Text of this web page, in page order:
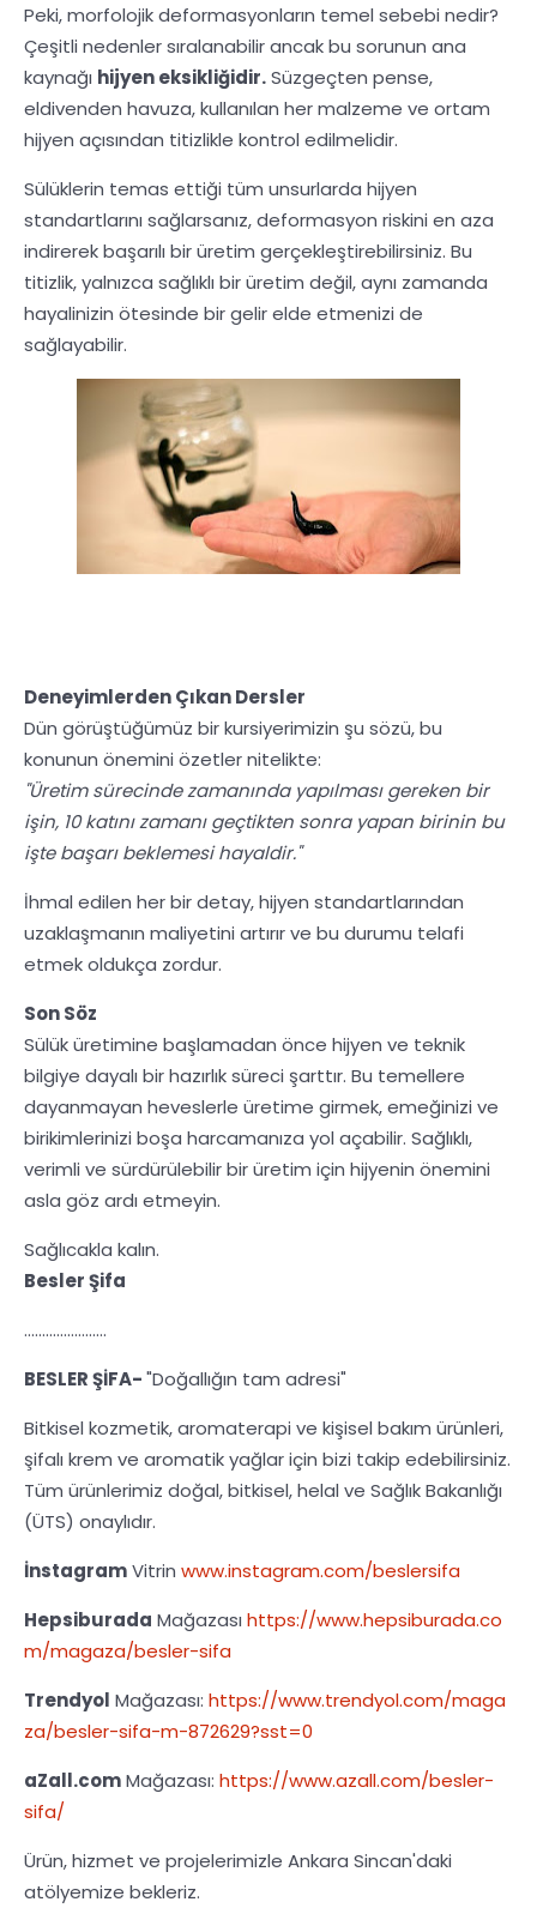
Peki, morfolojik deformasyonların temel sebebi nedir?
Çeşitli nedenler sıralanabilir ancak bu sorunun ana
kaynağı hijyen eksikliğidir.Süzgeçten pense,
eldivenden havuza, kullanılan her malzeme ve ortam
hijyen açısından titizlikle kontrol edilmelidir.
Sülüklerin temas ettiği tüm unsurlarda hijyen
standartlarını sağlarsanız, deformasyon riskini en aza
indirerek başarılı bir üretim gerçekleştirebilirsiniz. Bu
titizlik, yalnızca sağlıklı bir üretim değil, aynı zamanda
hayalinizin ötesinde bir gelir elde etmenizi de
sağlayabilir.
Deneyimlerden Çıkan Dersler
Dün görüştüğümüz bir kursiyerimizin şu sözü, bu
konunun önemini özetler nitelikte:
"Üretim sürecinde zamanında yapılması gereken bir
işin, 10 katını zamanı geçtikten sonra yapan birinin bu
işte başarı beklemesi hayaldir."
İhmal edilen her bir detay, hijyen standartlarından
uzaklaşmanın maliyetini artırır ve bu durumu telafi
etmek oldukça zordur.
Son Söz
Sülük üretimine başlamadan önce hijyen ve teknik
bilgiye dayalı bir hazırlık süreci şarttır. Bu temellere
dayanmayan heveslerle üretime girmek, emeğinizi ve
birikimlerinizi boşa harcamanıza yol açabilir. Sağlıklı,
verimli ve sürdürülebilir bir üretim için hijyenin önemini
asla göz ardı etmeyin.
Sağlıcakla kalın.
Besler Şifa
.......................
BESLER ŞİFA-"Doğallığın tam adresi"
Bitkisel kozmetik, aromaterapi ve kişisel bakım ürünleri,
şifalı krem ve aromatik yağlar için bizi takip edebilirsiniz.
Tüm ürünlerimiz doğal, bitkisel, helal ve Sağlık Bakanlığı
(ÜTS) onaylıdır.
İnstagramVitrin www.instagram.com/beslersifa
Hepsiburada Mağazası https://www.hepsiburada.co
m/magaza/besler-sifa
Trendyol Mağazası: https://www.trendyol.com/maga
za/besler-sifa-m-872629?sst=0
aZall.comMağazası: https://www.azall.com/besler-
sifa/
Ürün, hizmet ve projelerimizle Ankara Sincan'daki
atölyemize bekleriz.